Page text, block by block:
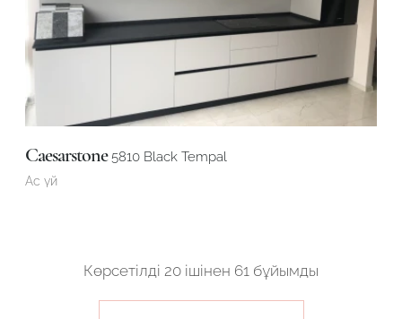
Caesarstone5810 Black Tempal
Ас үй
Көрсетілді 20 ішінен 61 бұйымды